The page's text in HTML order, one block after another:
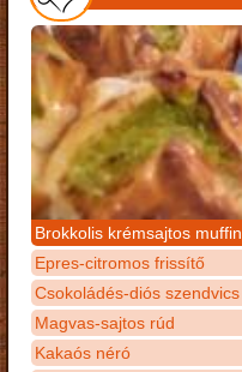
Brokkolis krémsajtos muffin
Epres-citromos frissítő
Csokoládés-diós szendvics
Magvas-sajtos rúd
Kakaós néró